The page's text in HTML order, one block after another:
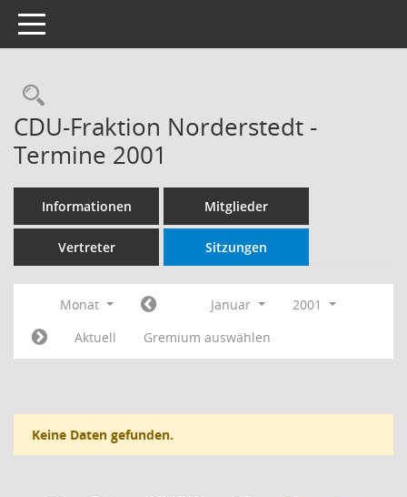
Toggle navigation
Rechercheauswahl
CDU-Fraktion Norderstedt -
Termine 2001
Informationen Mitglieder
Vertreter Sitzungen
Monat Januar
2001
Aktuell
Gremium auswählen
Keine Daten gefunden.